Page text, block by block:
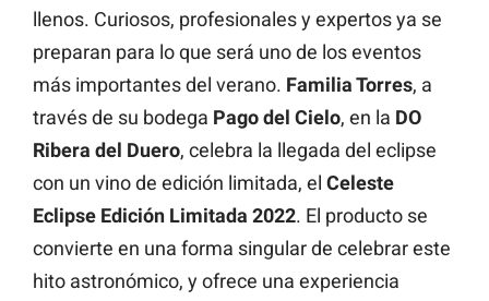
llenos. Curiosos, profesionales y expertos ya se
preparan para lo que será uno de los eventos
más importantes del verano. Familia Torres, a
través de su bodega Pago del Cielo, en la DO
Ribera del Duero, celebra la llegada del eclipse
con un vino de edición limitada, el Celeste
Eclipse Edición Limitada 2022. El producto se
convierte en una forma singular de celebrar este
hito astronómico, y ofrece una experiencia